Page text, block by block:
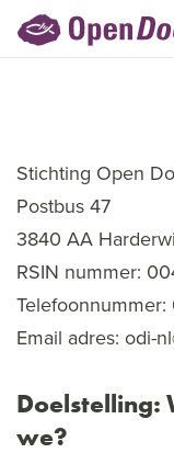
Stichting Open
Postbus 47
3840 AA
RSIN nummer:
Email adres: odi-
Doelstelling:
we?